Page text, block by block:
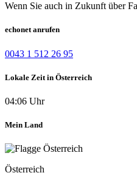
Wenn Sie auch in Zukunft über
echonet anrufen
0043 1 512 26 95
Lokale Zeit in Österreich
04:06 Uhr
Mein Land
Österreich